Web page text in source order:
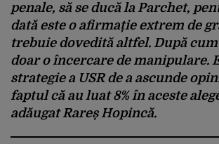
penale, să se ducă la Parchet,
dată este o afirmație extrem de
trebuie dovedită altfel. După cum
doar o încercare de manipulare.
strategie a USR de a ascunde
faptul că au luat 8% în aceste
adăugat Rareș Hopincă.